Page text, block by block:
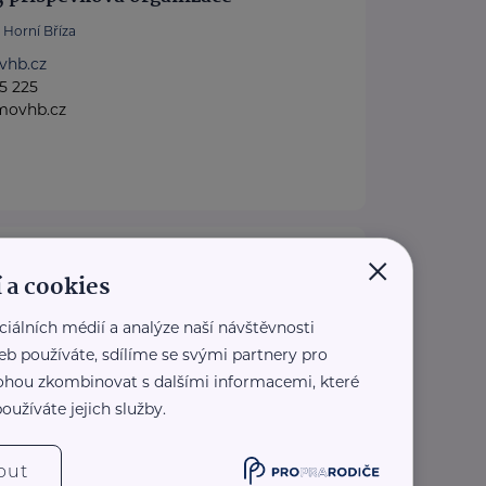
Horní Bříza
225
Zbůch
297
×
cookies
médií a analýze naší návštěvnosti
používáte, sdílíme se svými partnery pro
zkombinovat s dalšími informacemi, které
jejich služby.